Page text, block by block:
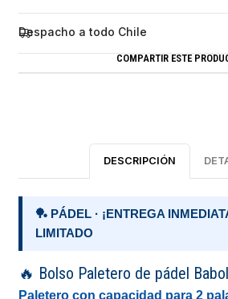
Despacho a todo Chile
COMPARTIR ESTE
DESCRIPCIÓN
🏓 PÁDEL · ¡ENTREGA
LIMITADO
🔥 Bolso Paletero de pádel
Paletero con capacidad para 2